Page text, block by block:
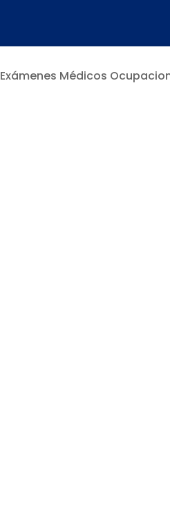
Exámenes Médicos